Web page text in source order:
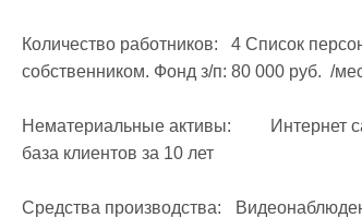
Количество работников:	4 Список персонала:	Опытные работники, готовы к работе с новым
собственником. Фонд з/п:	80 000 руб.  /мес.
Нематериальные активы:	 Интернет сайт Группа вконтакте Телефонные номера Наработанная
база клиентов за 10 лет
Средства производства:	 Видеонаблюдение (камеры, регистратор, роутер)